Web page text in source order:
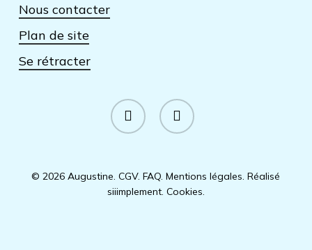
Nous contacter
Plan de site
Se rétracter
facebook instagram
© 2026 Augustine.CGV.FAQ.Mentions légales.Réalisé
siiimplement. Cookies.